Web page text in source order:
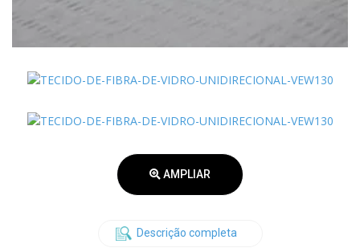
AMPLIAR
Descrição completa